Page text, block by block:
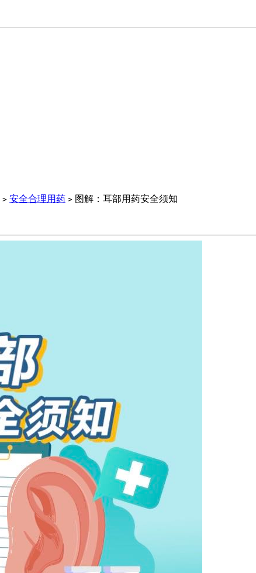
> 安全合理用药 > 图解：耳部用药安全须知